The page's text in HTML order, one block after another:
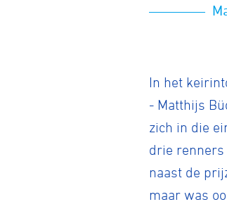
In het
- Matthijs
zich in die
drie renners
naast de
maar was